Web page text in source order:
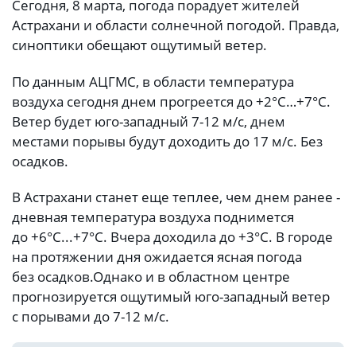
Сегодня, 8 марта, погода порадует жителей
Астрахани и области солнечной погодой. Правда,
синоптики обещают ощутимый ветер.
По данным АЦГМС, в области температура
воздуха сегодня днем прогреется до +2°С…+7°С.
Ветер будет юго-западный 7-12 м/с, днем
местами порывы будут доходить до 17 м/с. Без
осадков.
В Астрахани станет еще теплее, чем днем ранее -
дневная температура воздуха поднимется
до +6°С...+7°С. Вчера доходила до +3°С. В городе
на протяжении дня ожидается ясная погода
без осадков.Однако и в областном центре
прогнозируется ощутимый юго-западный ветер
с порывами до 7-12 м/с.